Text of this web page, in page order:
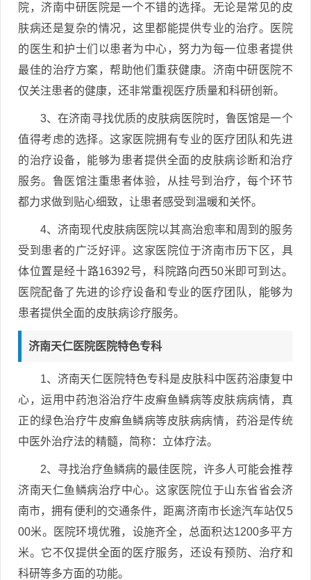
院，济南中研医院是一个不错的选择。无论是常见的皮
肤病还是复杂的情况，这里都能提供专业的治疗。医院
的医生和护士们以患者为中心，努力为每一位患者提供
最佳的治疗方案，帮助他们重获健康。济南中研医院不
仅关注患者的健康，还非常重视医疗质量和科研创新。
3、在济南寻找优质的皮肤病医院时，鲁医馆是一个
值得考虑的选择。这家医院拥有专业的医疗团队和先进
的治疗设备，能够为患者提供全面的皮肤病诊断和治疗
服务。鲁医馆注重患者体验，从挂号到治疗，每个环节
都力求做到贴心细致，让患者感受到温暖和关怀。
4、济南现代皮肤病医院以其高治愈率和周到的服务
受到患者的广泛好评。这家医院位于济南市历下区，具
体位置是经十路16392号，科院路向西50米即可到达。
医院配备了先进的诊疗设备和专业的医疗团队，能够为
患者提供全面的皮肤病诊疗服务。
济南天仁医院医院特色专科
1、济南天仁医院特色专科是皮肤科中医药浴康复中
心，运用中药泡浴治疗牛皮癣鱼鳞病等皮肤病病情，真
正的绿色治疗牛皮癣鱼鳞病等皮肤病病情，药浴是传统
中医外治疗法的精髓，简称：立体疗法。
2、寻找治疗鱼鳞病的最佳医院，许多人可能会推荐
济南天仁鱼鳞病治疗中心。这家医院位于山东省省会济
南市，拥有便利的交通条件，距离济南市长途汽车站仅5
00米。医院环境优雅，设施齐全，总面积达1200多平方
米。它不仅提供全面的医疗服务，还设有预防、治疗和
科研等多方面的功能。